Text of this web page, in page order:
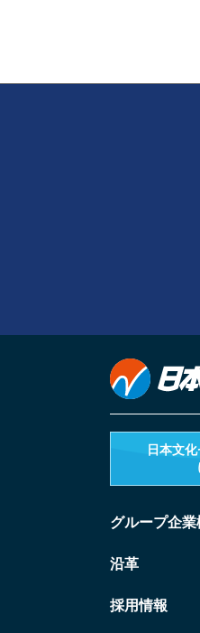
日本文
グループ企業
沿革
採用情報